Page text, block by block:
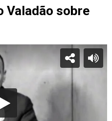
Valadão sobre